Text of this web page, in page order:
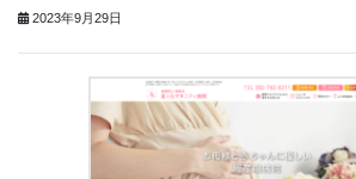
2023年9月29日